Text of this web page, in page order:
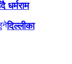
धर्मराम
दिल्लीका